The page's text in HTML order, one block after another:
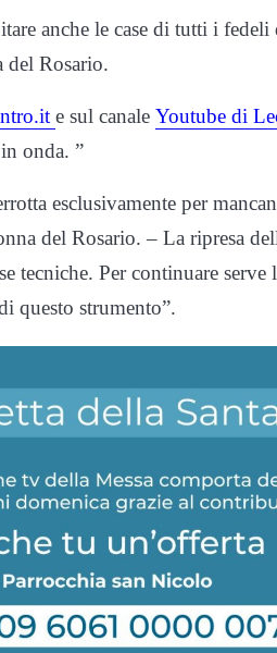
anche le case di tutti i
del Rosario.
e sul canale Youtube di
onda. ”
esclusivamente per
del Rosario. – La ripresa
tecniche. Per continuare
questo strumento”.